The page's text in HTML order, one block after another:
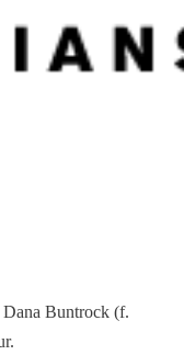
Buntrock (f.